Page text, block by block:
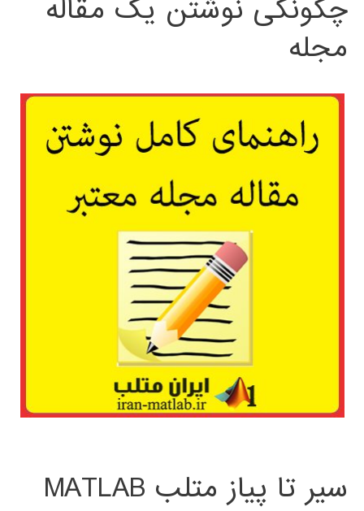
چگونگی نوشتن یک مقاله
مجله
سیر تا پیاز متلب MATLAB